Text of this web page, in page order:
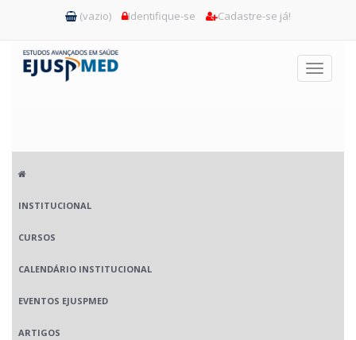
(vazio) Identifique-se Cadastre-se já!
Toggle
INSTITUCIONAL
CURSOS
CALENDÁRIO INSTITUCIONAL
EVENTOS EJUSPMED
ARTIGOS